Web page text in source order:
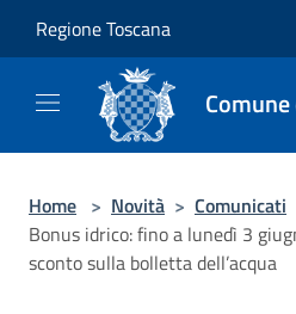
Regione Toscana
Home > Novità > Comunicati
Bonus idrico: fino a lunedì 3
sconto sulla bolletta dell’acqua